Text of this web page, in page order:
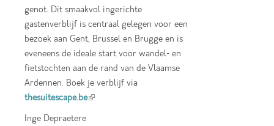
genot. Dit smaakvol ingerichte
gastenverblijf is centraal gelegen voor een
bezoek aan Gent, Brussel en Brugge en is
eveneens de ideale start voor wandel- en
fietstochten aan de rand van de Vlaamse
Ardennen. Boek je verblijf via
thesuitescape.be(link is external)
Inge Depraetere